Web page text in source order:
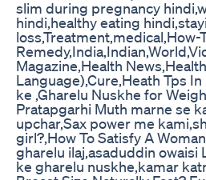
slim during pregnancy
hindi,healthy eating
Magazine,Health
Language),Cure,Heath Tps
ke ,Gharelu Nuskhe for
Pratapgarhi Muth marne se
upchar,Sax power me
girl?,How To Satisfy A
gharelu ilaj,asaduddin owaisi
ke gharelu nuskhe,kamar